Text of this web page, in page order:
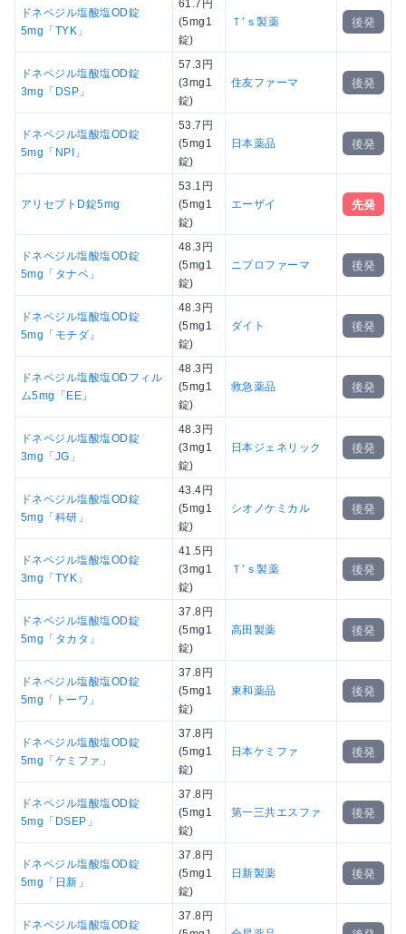
ドネペジル塩酸塩OD錠
5mg「TYK」
61.7円
(5mg1
錠)
Ｔ’ｓ製薬 後発
ドネペジル塩酸塩OD錠
3mg「DSP」
57.3円
(3mg1
錠)
住友ファーマ 後発
ドネペジル塩酸塩OD錠
5mg「NPI」
53.7円
(5mg1
錠)
日本薬品 後発
アリセプトD錠5mg
53.1円
(5mg1
錠)
エーザイ 先発
ドネペジル塩酸塩OD錠
5mg「タナベ」
48.3円
(5mg1
錠)
ニプロファーマ 後発
ドネペジル塩酸塩OD錠
5mg「モチダ」
48.3円
(5mg1
錠)
ダイト 後発
ドネペジル塩酸塩ODフィル
ム5mg「EE」
48.3円
(5mg1
錠)
救急薬品 後発
ドネペジル塩酸塩OD錠
3mg「JG」
48.3円
(3mg1
錠)
日本ジェネリック 後発
ドネペジル塩酸塩OD錠
5mg「科研」
43.4円
(5mg1
錠)
シオノケミカル 後発
ドネペジル塩酸塩OD錠
3mg「TYK」
41.5円
(3mg1
錠)
Ｔ’ｓ製薬 後発
ドネペジル塩酸塩OD錠
5mg「タカタ」
37.8円
(5mg1
錠)
高田製薬 後発
ドネペジル塩酸塩OD錠
5mg「トーワ」
37.8円
(5mg1
錠)
東和薬品 後発
ドネペジル塩酸塩OD錠
5mg「ケミファ」
37.8円
(5mg1
錠)
日本ケミファ 後発
ドネペジル塩酸塩OD錠
5mg「DSEP」
37.8円
(5mg1
錠)
第一三共エスファ 後発
ドネペジル塩酸塩OD錠
5mg「日新」
37.8円
(5mg1
錠)
日新製薬 後発
ドネペジル塩酸塩OD錠
37.8円